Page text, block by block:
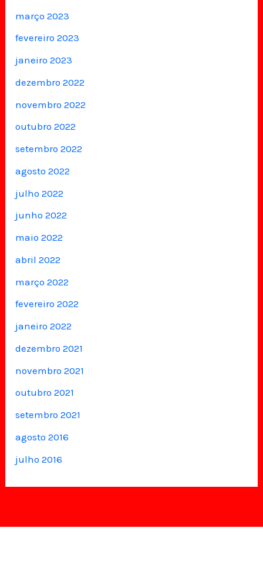
março 2023
fevereiro 2023
janeiro 2023
dezembro 2022
novembro 2022
outubro 2022
setembro 2022
agosto 2022
julho 2022
junho 2022
maio 2022
abril 2022
março 2022
fevereiro 2022
janeiro 2022
dezembro 2021
novembro 2021
outubro 2021
setembro 2021
agosto 2016
julho 2016